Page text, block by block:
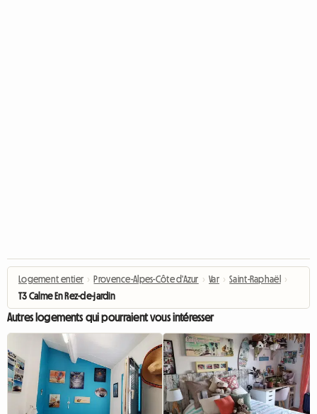
Logement entier › Provence-Alpes-Côte d'Azur › Var › Saint-Raphaël
›
T3 Calme En Rez-de-jardin
Autres logements qui pourraient vous intéresser